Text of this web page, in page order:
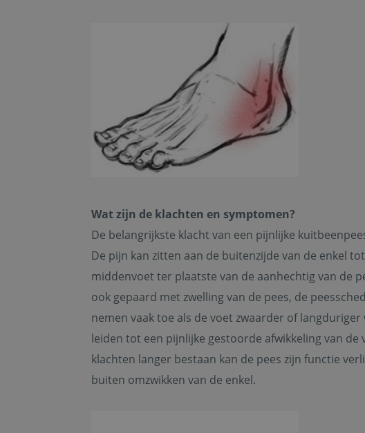
Wat zijn de klachten en symptomen?
De belangrijkste klacht van een pijnlijke
De pijn kan zitten aan de buitenzijde van de enkel
middenvoet ter plaatste van de aanhechtig van de
ook gepaard met zwelling van de pees, de
nemen vaak toe als de voet zwaarder of
leiden tot een pijnlijke gestoorde afwikkeling van
klachten langer bestaan kan de pees zijn functie
buiten omzwikken van de enkel.